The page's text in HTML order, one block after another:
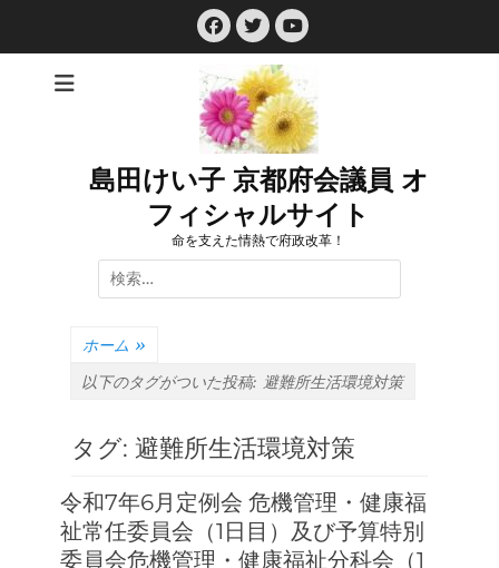
Facebook
Twitter
YouTube
島田けい子 京都府会議員 オ
フィシャルサイト
命を支えた情熱で府政改革！
検
索:
ホーム »
以下のタグがついた投稿: 避難所生活環境対策
タグ: 避難所生活環境対策
令和7年6月定例会 危機管理・健康福
祉常任委員会（1日目）及び予算特別
委員会危機管理・健康福祉分科会（1